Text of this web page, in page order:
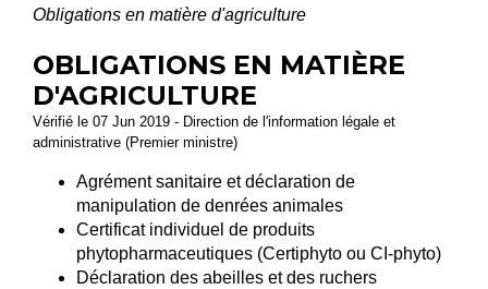
Obligations en matière d'agriculture
OBLIGATIONS EN MATIÈRE
D'AGRICULTURE
Vérifié le 07 Jun 2019 - Direction de l'information légale et
administrative (Premier ministre)
Agrément sanitaire et déclaration de
manipulation de denrées animales
Certificat individuel de produits
phytopharmaceutiques (Certiphyto ou CI-phyto)
Déclaration des abeilles et des ruchers